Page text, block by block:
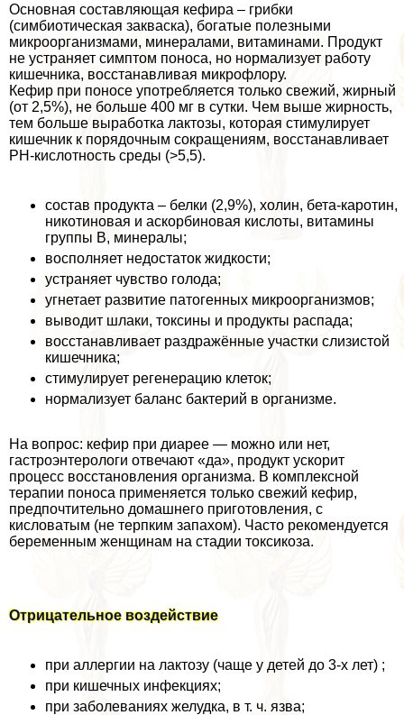
Основная составляющая кефира – грибки
(симбиотическая закваска), богатые полезными
микроорганизмами, минералами, витаминами. Продукт
не устраняет симптом поноса, но нормализует работу
кишечника, восстанавливая микрофлору.
Кефир при поносе употрeбляется только свежий, жирный
(от 2,5%), не больше 400 мг в сутки. Чем выше жирность,
тем больше выработка лактозы, которая стимулирует
кишечник к порядочным сокращениям, восстанавливает
PH-кислотность среды (>5,5).
состав продукта – белки (2,9%), холин, бета-каротин,
никотиновая и аскорбиновая кислоты, витамины
группы В, минералы;
восполняет недостаток жидкости;
устраняет чувство голода;
угнетает развитие патогенных микроорганизмов;
выводит шлаки, токсины и продукты распада;
восстанавливает раздражённые участки слизистой
кишечника;
стимулирует регенерацию клеток;
нормализует баланс бактерий в организме.
На вопрос: кефир при диарее — можно или нет,
гастроэнтерологи отвечают «да», продукт ускорит
процесс восстановления организма. В комплексной
терапии поноса применяется только свежий кефир,
предпочтительно домашнего приготовления, с
кисловатым (не терпким запахом). Часто рекомендуется
беременным женщинам на стадии токсикоза.
Отрицательное воздействие
при аллергии на лактозу (чаще у детей до 3-х лет) ;
при кишечных инфекциях;
при заболеваниях желудка, в т. ч. язва;